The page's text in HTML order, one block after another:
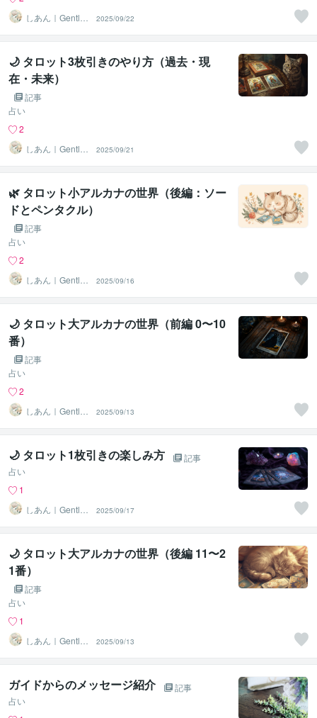
しあん｜Gentle
Tarot
2025/09/22
🌙 タロット3枚引きのやり方（過去・現
在・未来）
記事
占い
2
しあん｜Gentle
Tarot
2025/09/21
🌿 タロット小アルカナの世界（後編：ソー
ドとペンタクル）
記事
占い
2
しあん｜Gentle
Tarot
2025/09/16
🌙 タロット大アルカナの世界（前編 0〜10
番）
記事
占い
2
しあん｜Gentle
Tarot
2025/09/13
🌙 タロット1枚引きの楽しみ方
記事
占い
1
しあん｜Gentle
Tarot
2025/09/17
🌙 タロット大アルカナの世界（後編 11〜2
1番）
記事
占い
1
しあん｜Gentle
Tarot
2025/09/13
ガイドからのメッセージ紹介
記事
占い